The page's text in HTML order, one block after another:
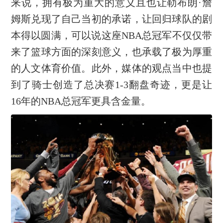
来说，拥有极为重大的意义且也让勒布朗·詹
姆斯兑现了自己当初的承诺，让回归球队的剧
本得以圆满，可以说这座NBA总冠军不仅仅带
来了篮球方面的深刻意义，也承载了极为厚重
的人文体育价值。此外，媒体的观点当中也提
到了骑士创造了总决赛1-3翻盘奇迹，更是让
16年的NBA总冠军更具含金量。